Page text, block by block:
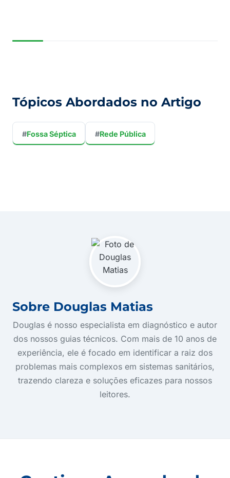
Tópicos Abordados no Artigo
#Fossa Séptica #Rede Pública
Sobre Douglas Matias
Douglas é nosso especialista em diagnóstico e autor
dos nossos guias técnicos. Com mais de 10 anos de
experiência, ele é focado em identificar a raiz dos
problemas mais complexos em sistemas sanitários,
trazendo clareza e soluções eficazes para nossos
leitores.